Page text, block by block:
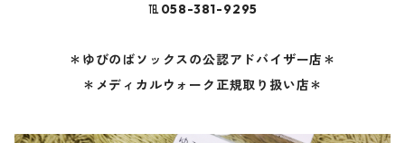
℡058-381-9295
＊ゆびのばソックスの公認アドバイザー店＊
＊メディカルウォーク正規取り扱い店＊